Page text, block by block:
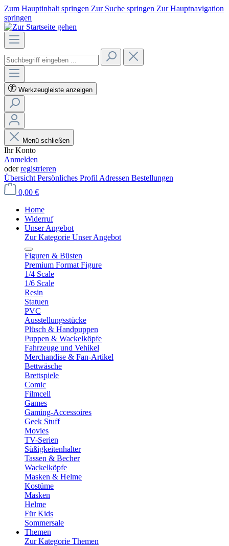
Zum Hauptinhalt springen Zur Suche springen Zur Hauptnavigation
springen
Werkzeugleiste anzeigen
Menü schließen
Ihr Konto
Anmelden
oderregistrieren
Übersicht Persönliches Profil Adressen Bestellungen
0,00 €
Home
Widerruf
Unser Angebot
Zur Kategorie Unser Angebot
Figuren & Büsten
Premium Format Figure
1/4 Scale
1/6 Scale
Resin
Statuen
PVC
Ausstellungsstücke
Plüsch & Handpuppen
Puppen & Wackelköpfe
Fahrzeuge und Vehikel
Merchandise & Fan-Artikel
Bettwäsche
Brettspiele
Comic
Filmcell
Games
Gaming-Accessoires
Geek Stuff
Movies
TV-Serien
Süßigkeitenhalter
Tassen & Becher
Wackelköpfe
Masken & Helme
Kostüme
Masken
Helme
Für Kids
Sommersale
Themen
Zur Kategorie Themen